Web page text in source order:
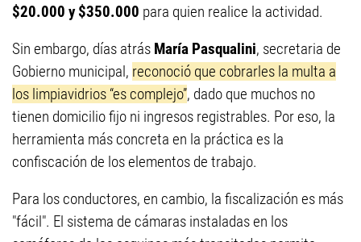
$20.000 y $350.000 para quien realice la actividad.
Sin embargo, días atrás María Pasqualini, secretaria de
Gobierno municipal, reconoció que cobrarles la multa a
los limpiavidrios “es complejo”, dado que muchos no
tienen domicilio fijo ni ingresos registrables. Por eso, la
herramienta más concreta en la práctica es la
confiscación de los elementos de trabajo.
Para los conductores, en cambio, la fiscalización es más
"fácil". El sistema de cámaras instaladas en los